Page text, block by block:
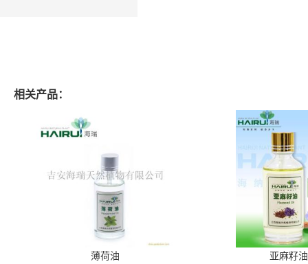
相关产品：
薄荷油 亚麻籽